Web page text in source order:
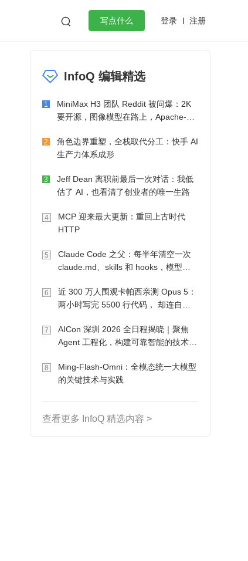
 写点什么 登录 注册
微服务架构 flutter
InfoQ 编辑精选
1
MiniMax H3 团队 Reddit 被问爆：2K
要开源，图像模型在路上，Apache-2.0
2
角色边界重塑，全栈取代分工：快手 AI
生产力体系成形
3
Jeff Dean 离职前最后一次对话：我低
估了 AI，也看清了创业者的唯一生路
4
MCP 迎来最大更新：重回上古时代
HTTP
5
Claude Code 之父：每半年清空一次
claude.md、skills 和 hooks，模型自
6
近 300 万人围观卡帕西亲测 Opus 5：
两小时写完 5500 行代码， 却连自己
7
AICon 深圳 2026 全日程揭晓｜聚焦
Agent 工程化，构建可靠智能的技术路
8
Ming-Flash-Omni：全模态统一大模型
的关键技术与实践
查看更多 InfoQ 精选内容 >